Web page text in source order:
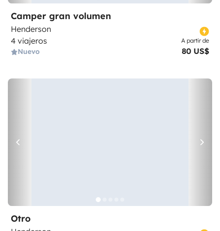
Camper gran volumen
Henderson
4 viajeros
Nuevo
A partir de
80 US$
Otro